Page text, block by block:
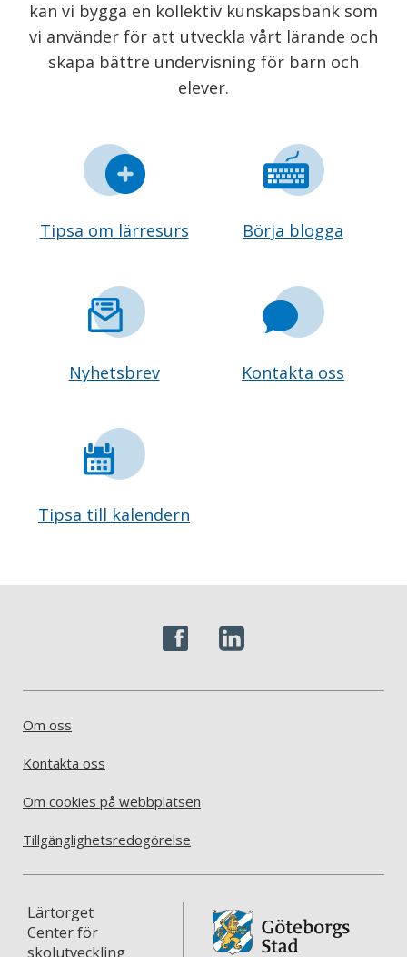
kan vi bygga en kollektiv kunskapsbank som
vi använder för att utveckla vårt lärande och
skapa bättre undervisning för barn och
elever.
Tipsa om lärresurs Börja blogga
Nyhetsbrev Kontakta oss
Tipsa till kalendern
Om oss
Kontakta oss
Om cookies på webbplatsen
Tillgänglighetsredogörelse
Lärtorget
Center för
skolutveckling